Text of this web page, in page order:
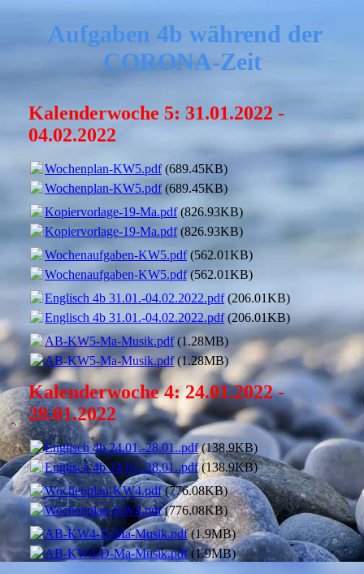
Aufgaben 4b während der
CORONA-Zeit
Kalenderwoche 5: 31.01.2022 -
04.02.2022
Wochenplan-KW5.pdf(689.45KB)
Wochenplan-KW5.pdf(689.45KB)
Kopiervorlage-19-Ma.pdf(826.93KB)
Kopiervorlage-19-Ma.pdf(826.93KB)
Wochenaufgaben-KW5.pdf(562.01KB)
Wochenaufgaben-KW5.pdf(562.01KB)
Englisch 4b 31.01.-04.02.2022.pdf(206.01KB)
Englisch 4b 31.01.-04.02.2022.pdf(206.01KB)
AB-KW5-Ma-Musik.pdf(1.28MB)
AB-KW5-Ma-Musik.pdf(1.28MB)
Kalenderwoche 4:24.01.2022 -
28.01.2022
Englisch 4b 24.01.-28.01..pdf(138.9KB)
Englisch 4b 24.01.-28.01..pdf(138.9KB)
Wochenplan-KW4.pdf(776.08KB)
Wochenplan-KW4.pdf(776.08KB)
AB-KW4-D-Ma-Musik.pdf(1.9MB)
AB-KW4-D-Ma-Musik.pdf(1.9MB)